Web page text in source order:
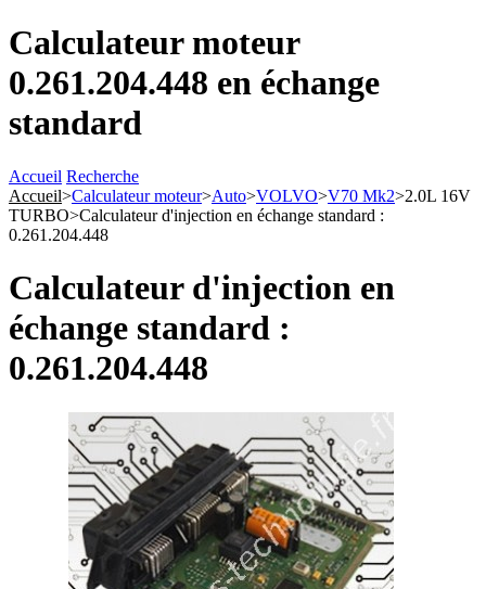
Calculateur moteur
0.261.204.448 en échange
standard
Accueil Recherche
Accueil>Calculateur moteur>Auto>VOLVO>V70 Mk2>2.0L 16V
TURBO>Calculateur d'injection en échange standard :
0.261.204.448
Calculateur d'injection en
échange standard :
0.261.204.448